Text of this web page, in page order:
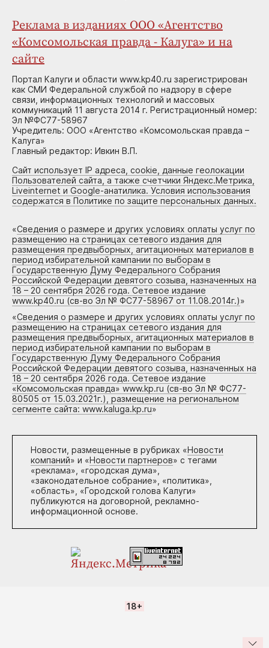
Реклама в изданиях ООО «Агентство
«Комсомольская правда - Калуга» и на
сайте
Портал Калуги и области www.kp40.ru зарегистрирован
как СМИ Федеральной службой по надзору в сфере
связи, информационных технологий и массовых
коммуникаций 11 августа 2014 г. Регистрационный номер:
Эл №ФС77-58967
Учредитель: ООО «Агентство «Комсомольская правда –
Калуга»
Главный редактор: Ивкин В.П.
Сайт использует IP адреса, cookie, данные геолокации
Пользователей сайта, а также счетчики Яндекс.Метрика,
Liveinternet и Google-анатилика. Условия использования
содержатся в Политике по защите персональных данных.
«Сведения о размере и других условиях оплаты услуг по
размещению на страницах сетевого издания для
размещения предвыборных, агитационных материалов в
период избирательной кампании по выборам в
Государственную Думу Федерального Собрания
Российской Федерации девятого созыва, назначенных на
18 – 20 сентября 2026 года. Сетевое издание
www.kp40.ru (св-во Эл № ФС77-58967 от 11.08.2014г.)»
«Сведения о размере и других условиях оплаты услуг по
размещению на страницах сетевого издания для
размещения предвыборных, агитационных материалов в
период избирательной кампании по выборам в
Государственную Думу Федерального Собрания
Российской Федерации девятого созыва, назначенных на
18 – 20 сентября 2026 года. Сетевое издание
«Комсомольская правда» www.kp.ru (св-во Эл № ФС77-
80505 от 15.03.2021г.), размещение на региональном
сегменте сайта: www.kaluga.kp.ru»
Новости, размещенные в рубриках «Новости
компаний» и «Новости партнеров» с тегами
«реклама», «городская дума»,
«законодательное собрание», «политика»,
«область», «Городской голова Калуги»
публикуются на договорной, рекламно-
информационной основе.
18+